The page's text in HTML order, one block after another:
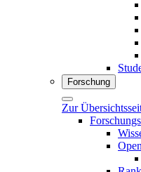
Forschung
Zur